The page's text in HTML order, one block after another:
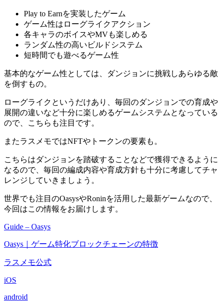
Play to Earnを実装したゲーム
ゲーム性はローグライクアクション
各キャラのボイスやMVも楽しめる
ランダム性の高いビルドシステム
短時間でも遊べるゲーム性
基本的なゲーム性としては、ダンジョンに挑戦しあらゆる敵
を倒すもの。
ローグライクというだけあり、 毎回のダンジョンでの育成や
展開の違いなど十分に楽しめるゲームシステム となっている
ので、こちらも注目です。
またラスメモではNFTやトークンの要素も。
こちらはダンジョンを踏破することなどで獲得できるように
なるので、毎回の編成内容や育成方針も十分に考慮してチャ
レンジしていきましょう。
世界でも注目のOasysやRoninを活用した最新ゲームなので、
今回はこの情報をお届けします。
Guide – Oasys
Oasys｜ゲーム特化ブロックチェーンの特徴
ラスメモ公式
iOS
android